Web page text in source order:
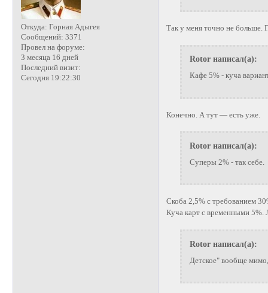
Откуда: Горная Адыгея
Сообщений: 3371
Провел на форуме:
3 месяца 16 дней
Последний визит:
Сегодня 19:22:30
Так у меня точно не больше.
Rotor написал(а):
Кафе 5% - куча
Конечно. А тут — есть уже.
Rotor написал(а):
Суперы 2% - так себе.
Скоба 2,5% с требованием
Куча карт с временными 5%.
Rotor написал(а):
Детское" вообще